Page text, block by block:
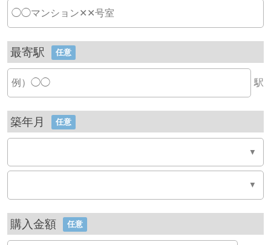
最寄駅 任意
駅
築年月 任意
購入金額 任意